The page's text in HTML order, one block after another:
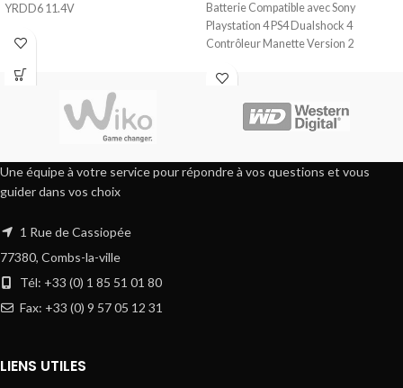
YRDD6 11.4V
Batterie Compatible avec Sony
Playstation 4 PS4 Dualshock 4
Contrôleur Manette Version 2
Une équipe à votre service pour répondre à vos questions et vous
guider dans vos choix
1 Rue de Cassiopée
77380, Combs-la-ville
Tél: +33 (0) 1 85 51 01 80
Fax: +33 (0) 9 57 05 12 31
LIENS UTILES